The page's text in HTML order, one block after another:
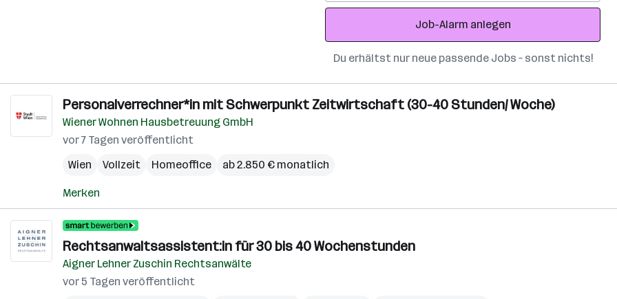
Adresse
Job-Alarm anlegen
Du erhältst nur neue passende Jobs – sonst nichts!
Personalverrechner*in mit Schwerpunkt Zeitwirtschaft (30-40 Stunden/ Woche)
Wiener Wohnen Hausbetreuung GmbH
vor 7 Tagen veröffentlicht
Wien
Vollzeit Homeoffice ab 2.850 € monatlich
Merken
Rechtsanwaltsassistent:in für 30 bis 40 Wochenstunden
Aigner Lehner Zuschin Rechtsanwälte
vor 5 Tagen veröffentlicht